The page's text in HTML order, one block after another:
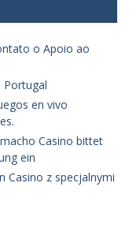
o Apoio ao
Portugal
en vivo
Casino bittet
ein
Casino z specjalnymi